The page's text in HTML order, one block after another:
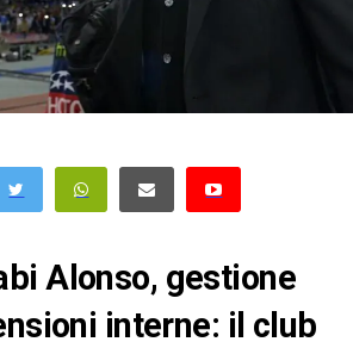
Alonso, gestione
interne: il club